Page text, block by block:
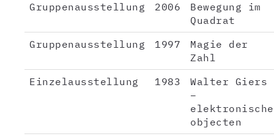
Gruppenausstellung 2006
Bewegung im
Quadrat
Gruppenausstellung
1997
Magie der
Zahl
Einzelausstellung
1983
Walter Giers
–
elektronische
objecten